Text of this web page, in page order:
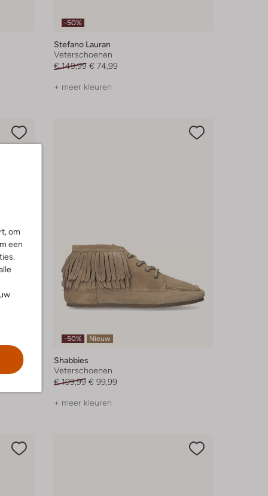
om
een
-50%
Stefano Lauran
Veterschoenen
€ 149,99 € 74,99
+ meer kleuren
-50% Nieuw
Shabbies
Veterschoenen
€ 199,99 € 99,99
+ meer kleuren